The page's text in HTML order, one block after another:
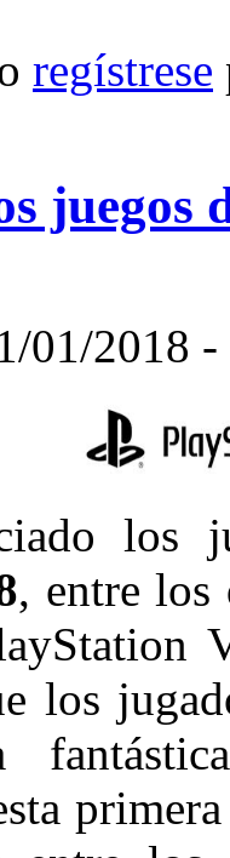
regístrese
juegos
01/2018
los
, entre
los